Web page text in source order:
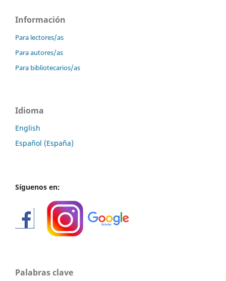
Información
Para lectores/as
Para autores/as
Para bibliotecarios/as
Idioma
English
Español (España)
Síguenos en:
Palabras clave